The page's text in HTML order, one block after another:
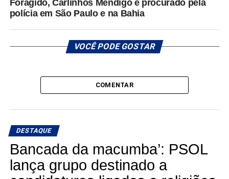
Foragido, Carlinhos Mendigo é procurado pela
polícia em São Paulo e na Bahia
VOCÊ PODE GOSTAR
COMENTAR
DESTAQUE
Bancada da macumba’: PSOL
lança grupo destinado a